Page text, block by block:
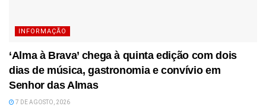
INFORMAÇÃO
‘Alma à Brava’ chega à quinta edição com dois
dias de música, gastronomia e convívio em
Senhor das Almas
7 DE AGOSTO, 2026